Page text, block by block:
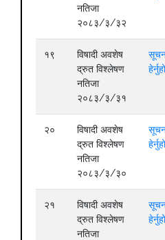
नतिजा
२०८३/३/३२
१९
विषादी अवशेष
द्रुत विश्लेषण
नतिजा
२०८३/३/३१
२०
विषादी अवशेष
द्रुत विश्लेषण
नतिजा
२०८३/३/३०
२१
विषादी अवशेष
द्रुत विश्लेषण
नतिजा